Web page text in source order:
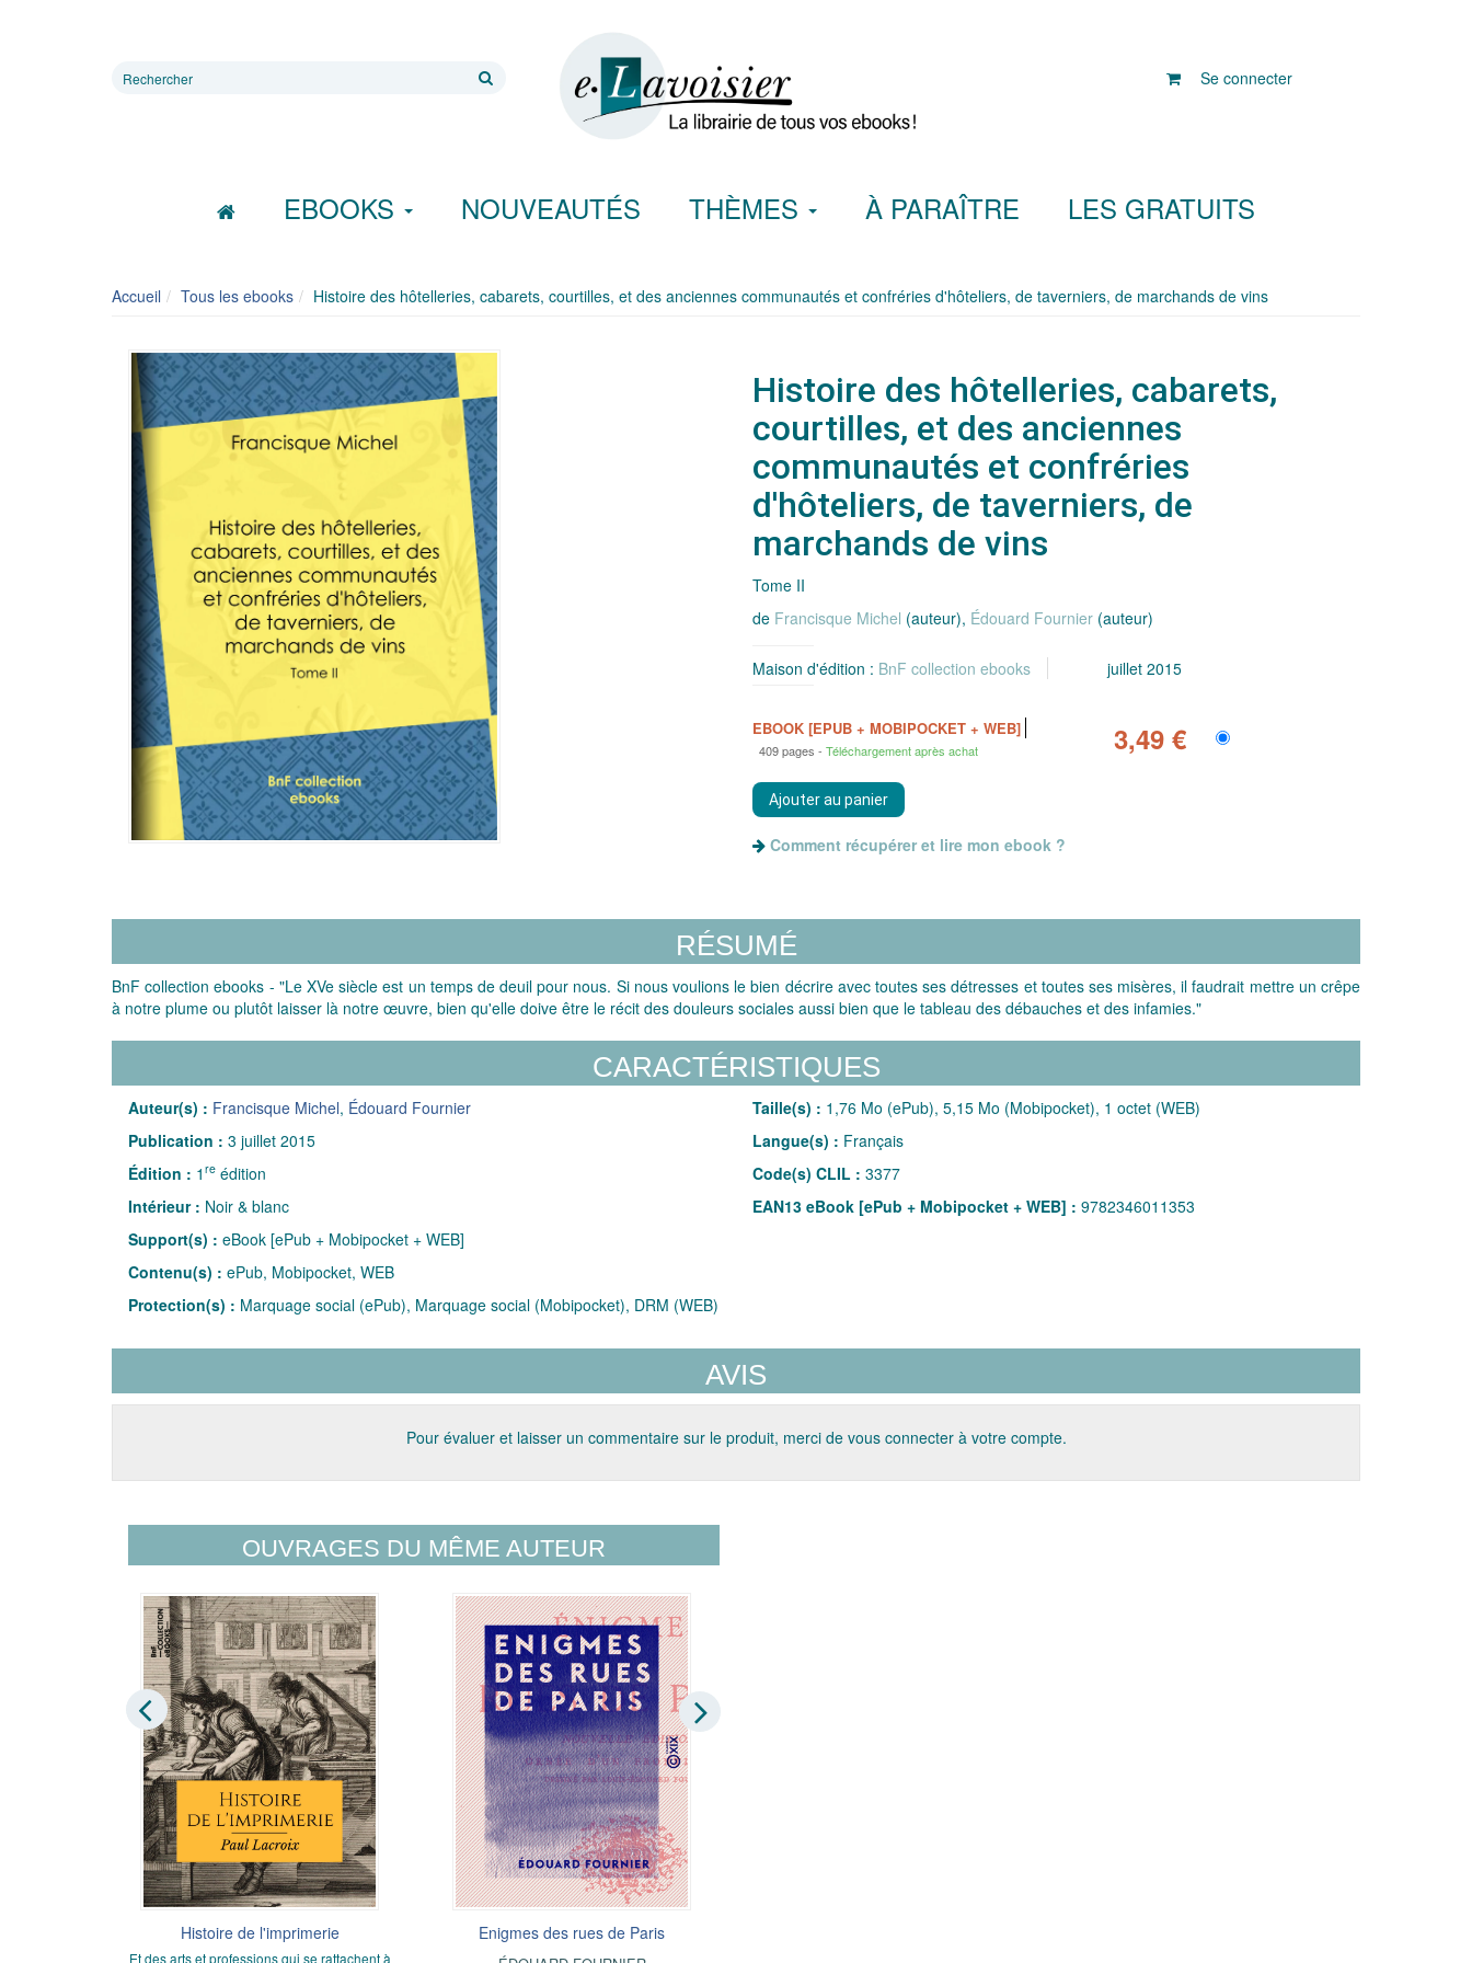
Rechercher
Se connecter
EBOOKS NOUVEAUTÉS THÈMES À PARAÎTRE LES GRATUITS
Accueil Tous les ebooks Histoire des hôtelleries, cabarets, courtilles, et des anciennes communautés et confréries d'hôteliers, de taverniers, de marchands de vins
Histoire des hôtelleries, cabarets,
courtilles, et des anciennes
communautés et confréries
d'hôteliers, de taverniers, de
marchands de vins
Tome II
de Francisque Michel (auteur), Édouard Fournier (auteur)
Maison d'édition : BnF collection ebooks juillet 2015
EBOOK [EPUB + MOBIPOCKET + WEB]
409 pages Téléchargement après achat 3,49 €
Comment récupérer et lire mon ebook ?
RÉSUMÉ
BnF collection ebooks - "Le XVe siècle est un temps de deuil pour nous. Si nous voulions le bien décrire avec toutes ses détresses et toutes ses misères, il faudrait mettre un crêpe
à notre plume ou plutôt laisser là notre œuvre, bien qu'elle doive être le récit des douleurs sociales aussi bien que le tableau des débauches et des infamies."
CARACTÉRISTIQUES
Auteur(s) : Francisque Michel, Édouard Fournier
Publication : 3 juillet 2015
Édition : 1 re édition
Intérieur : Noir & blanc
Support(s) : eBook [ePub + Mobipocket + WEB]
Contenu(s) : ePub, Mobipocket, WEB
Protection(s) : Marquage social (ePub), Marquage social (Mobipocket), DRM (WEB)
Taille(s) : 1,76 Mo (ePub), 5,15 Mo (Mobipocket), 1 octet (WEB)
Langue(s) : Français
Code(s) CLIL : 3377
EAN13 eBook [ePub + Mobipocket + WEB] : 9782346011353
AVIS
Pour évaluer et laisser un commentaire sur le produit, merci de vous connecter à votre compte.
OUVRAGES DU MÊME AUTEUR
Histoire de l'imprimerie
Et des arts et professions qui se rattachent à
Enigmes des rues de Paris